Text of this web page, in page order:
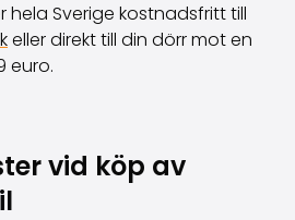
hela Sverige kostnadsfritt till
eller direkt till din dörr mot en
euro.
vid köp av